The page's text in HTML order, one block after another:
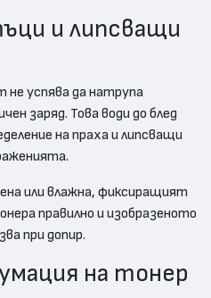
и липсващи
успява да натрупа
заряд. Това води до блед
на праха и липсващи
или влажна, фиксиращият
правилно и изобразеното
при допир.
на тонер